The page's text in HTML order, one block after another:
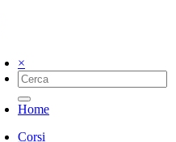
×
Home
Corsi